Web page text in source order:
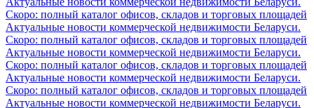
Скоро: полный каталог офисов, складов и торговых площадей
Актуальные новости коммерческой недвижимости Беларуси.
Скоро: полный каталог офисов, складов и торговых площадей
Актуальные новости коммерческой недвижимости Беларуси.
Скоро: полный каталог офисов, складов и торговых площадей
Актуальные новости коммерческой недвижимости Беларуси.
Скоро: полный каталог офисов, складов и торговых площадей
Актуальные новости коммерческой недвижимости Беларуси.